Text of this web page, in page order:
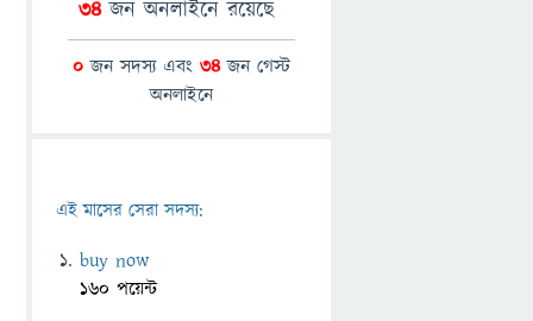
34জন অনলাইনে রয়েছে
0 জন সদস্য এবং 34 জন গেস্ট
অনলাইনে
এই মাসের সেরা সদস্য:
buy now
160 পয়েন্ট